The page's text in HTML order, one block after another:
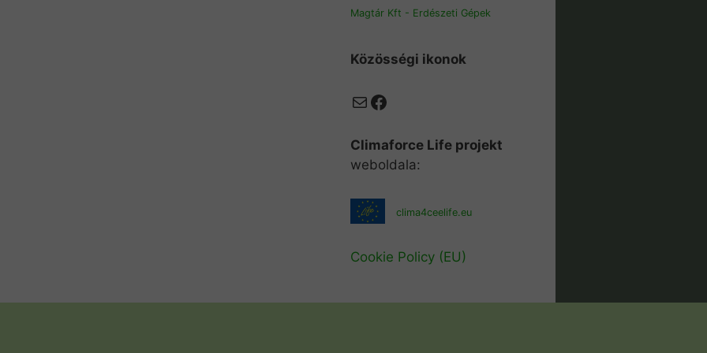
Magtár Kft - Erdészeti Gépek
Közösségi ikonok
MailFacebook
Climaforce Life projekt
weboldala:
clima4ceelife.eu
Cookie Policy (EU)